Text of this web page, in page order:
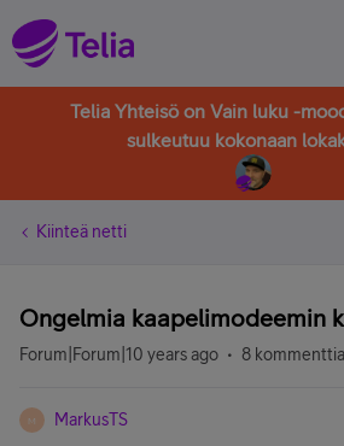
Telia Yhteisö on Vain luku -
sulkeutuu kokonaan
Kiinteä netti
Ongelmia kaapelimodeemin
Forum|Forum|10 years ago 8 kommenttia
M MarkusTS